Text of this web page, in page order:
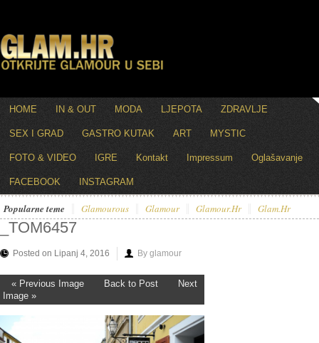
HOME IN & OUT MODA LJEPOTA ZDRAVLJE
SEX I GRAD GASTRO KUTAK ART MYSTIC
FOTO & VIDEO IGRE Kontakt Impressum Oglašavanje
FACEBOOK INSTAGRAM
Popularne teme Glamourous Glamour Glamour.hr Glam.hr
_TOM6457
Posted on Lipanj 4, 2016 By glamour
« Previous Image Back to Post
Next
Image »